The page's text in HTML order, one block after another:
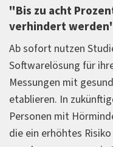
"Bis zu acht
verhindert
Ab sofort nutzen
Softwarelösung für
Messungen mit
etablieren. In
Personen mit
die ein erhöhtes